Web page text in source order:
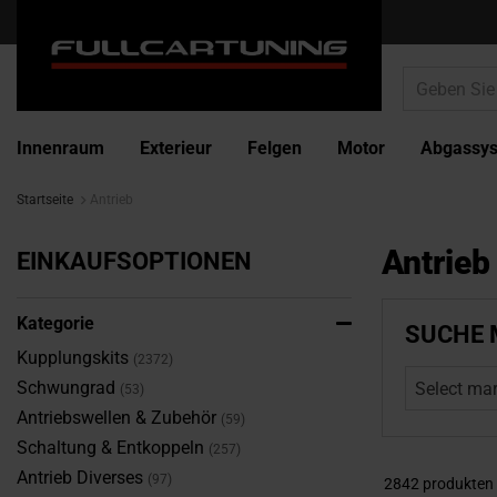
Innenraum Exterieur Felgen Motor
Startseite
Antrieb
SUCHE
Select
2842 produkten
EINKAUFSOPTIONEN
Kategorie
Kupplungskits
2372
Schwungrad 53
Antriebswellen & Zubehör 59
Schaltung & Entkoppeln 257
Antrieb Diverses 97